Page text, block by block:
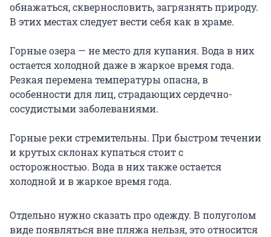
обнажаться, сквернословить, загрязнять природу.
В этих местах следует вести себя как в храме.
Горные озера — не место для купания. Вода в них
остается холодной даже в жаркое время года.
Резкая перемена температуры опасна, в
особенности для лиц, страдающих сердечно-
сосудистыми заболеваниями.
Горные реки стремительны. При быстром течении
и крутых склонах купаться стоит с
осторожностью. Вода в них также остается
холодной и в жаркое время года.
Отдельно нужно сказать про одежду. В полуголом
виде появляться вне пляжа нельзя, это относится